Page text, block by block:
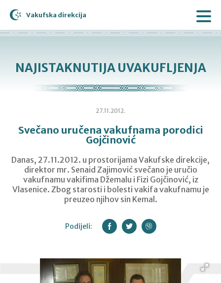
Vakufska direkcija
NAJISTAKNUTIJA UVAKUFLJENJA
27.11.2012.
Svečano uručena vakufnama porodici
Gojčinović
Danas, 27.11.2012. u prostorijama Vakufske direkcije,
direktor mr. Senaid Zajimović svečano je uručio
vakufnamu vakifima Džemalu i Fizi Gojčinović, iz
Vlasenice. Zbog starosti i bolesti vakifa vakufnamu je
preuzeo njihov sin Kemal.
Podijeli: